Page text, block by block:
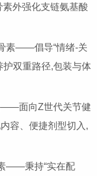
外强化支链氨基酸
素——倡导“情绪-关
护双重路径,包装与体
面向Z世代关节健
容、便捷剂型切入,
——秉持“实在配